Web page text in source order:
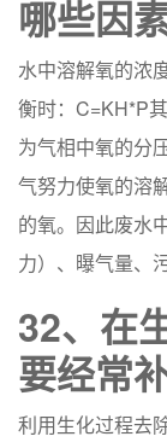
哪些因
水中溶解氧的浓
衡时：C=KH*P
为气相中氧的分
气努力使氧的溶
的氧。因此废水
力）、曝气量、
32、在
要经常
利用生化过程去